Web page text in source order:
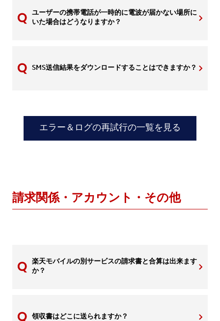
ユーザーの携帯電話が一時的に電波が届かない場所に
いた場合はどうなりますか？
SMS送信結果をダウンロードすることはできますか？
エラー＆ログの再試行の一覧を見る
請求関係・アカウント・その他
楽天モバイルの別サービスの請求書と合算は出来ます
か？
領収書はどこに送られますか？